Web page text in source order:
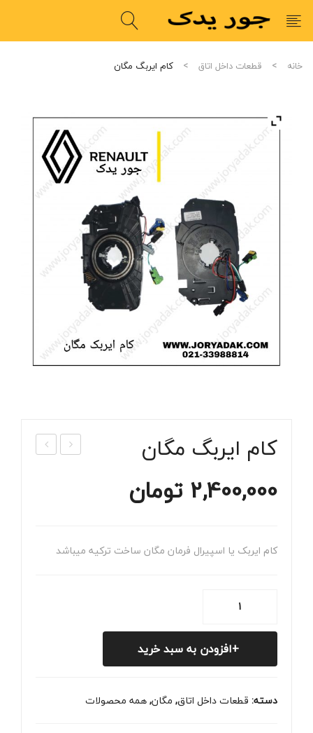
خانه قطعات داخل اتاق کام ایربگ مگان
ن
کام ایربگ مگان
2,400,000 تومان
کام ایربک یا اسپیرال فرمان مگان ساخت ترکیه میباشد
مگان
افزودن به سبد خرید
دسته: قطعات داخل اتاق, مگان,همه محصولات